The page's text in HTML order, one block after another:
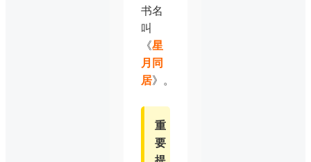
书名
叫
《星
月同
居》。
重
要